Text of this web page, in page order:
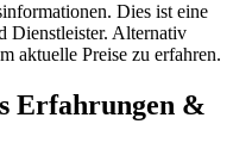
Dies ist eine
Dienstleister. Alternativ
aktuelle Preise zu erfahren.
Erfahrungen &